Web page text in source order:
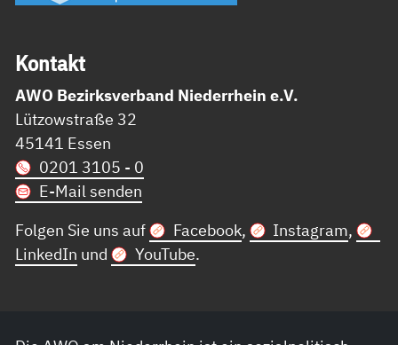
Kon­takt
AWO Bezirksverband Niederrhein e.V.
Lützowstraße 32
45141 Essen
0201 3105 - 0
E-Mail senden
Folgen Sie uns auf
Facebook, Instagram,
LinkedIn und YouTube.